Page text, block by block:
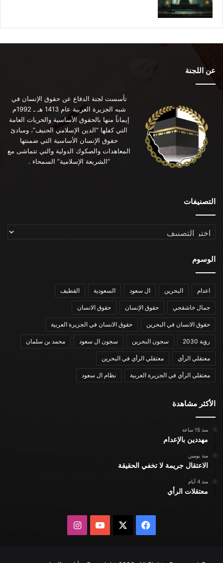
عن اللجنة
تأسست لجنة الدفاع عن حقوق الإنسان في
شبه الجزيرة العربية عام 1413 هـ ـ 1992م
إيماناً منها بالحقوق الأساسية والحريات العامة
التي كفلها “الدين الإسلامي الحنيف”، ومبادئ
حقوق الإنسان الأساسية التي ضمنتها
المعاهدات والصكوك الدولية والتي تتماشى مع
“الشريعة الإسلامية” السمحاء .
التصنيفات
التصنيفات
الوسوم
اعدام البحرين ال سعود السعودية القطيف
جمال خاشقجي حقوق الإنسان حقوق الانسان
حقوق الانسان في البحرين حقوق الانسان في الجزيرة العربية
رؤية 2030 سجون البحرين سجون ال سعود محمد بن سلمان
معتقلي الرأي معتقلي الرأي في البحرين
معتقلي الرأي في الجزيرة العربية نظام ال سعود
الأكثر مشاهدة
منذ 15 ساعة
مهددين بالإعدام
منذ يومين
الاعتقال جريمة لا تخفي الحقيقة
منذ 4 أيام
معتقلات الرأي
فيسبوك يوتيوبانستقرام